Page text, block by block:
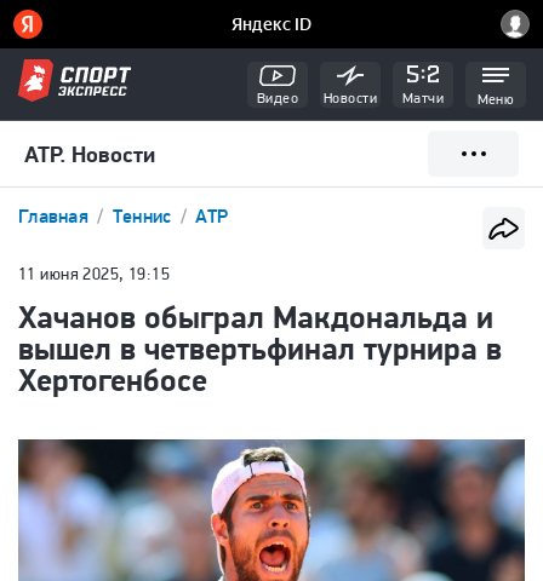
Видео Новости Матчи Меню
ATP. Новости
Главная Теннис ATP
11 июня 2025, 19:15
Хачанов обыграл Макдональда и
вышел в четвертьфинал турнира в
Хертогенбосе